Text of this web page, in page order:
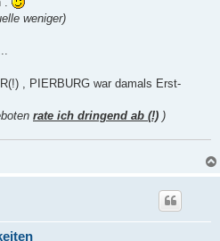
weniger)
, PIERBURG war damals Erst-
rate ich dringend ab (!) )